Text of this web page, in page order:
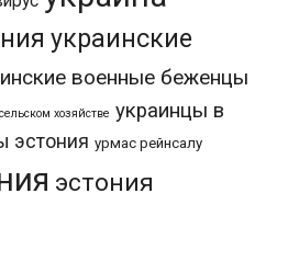
украинские
военные беженцы
хозяйстве украинцы в
эстония урмас рейнсалу
эстония